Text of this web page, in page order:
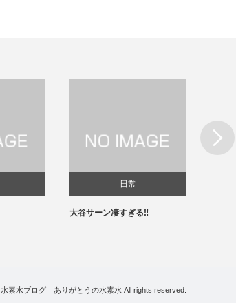
日常
大谷サーン凄すぎる‼️
Next
水素水ブログ｜ありがとうの水素水 All rights reserved.